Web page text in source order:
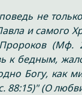
не
и самого
(Мф.
к бедным,
Богу, как
88:15)" (О